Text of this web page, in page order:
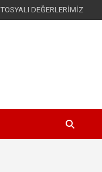
TOSYALI DEĞERLERİMİZ